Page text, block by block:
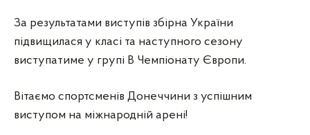
За результатами виступів збірна України
підвищилася у класі та наступного сезону
виступатиме у групі B Чемпіонату Європи.
Вітаємо спортсменів Донеччини з успішним
виступом на міжнародній арені!